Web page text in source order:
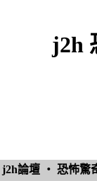
j2h
j2h論壇 ‧ 恐怖